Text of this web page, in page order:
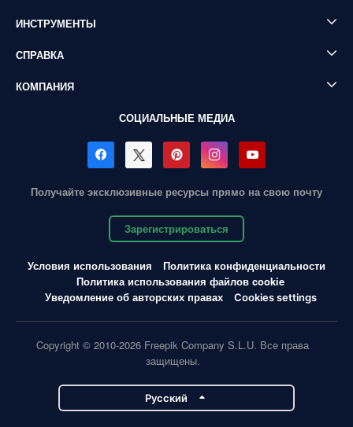
ИНСТРУМЕНТЫ
СПРАВКА
КОМПАНИЯ
СОЦИАЛЬНЫЕ МЕДИА
Получайте эксклюзивные ресурсы прямо на свою почту
Зарегистрироваться
Условия использования
Политика конфиденциальности
Политика использования файлов cookie
Уведомление об авторских правах
Cookies settings
Copyright © 2010-2026 Freepik Company S.L.U. Все права
защищены.
Pусский